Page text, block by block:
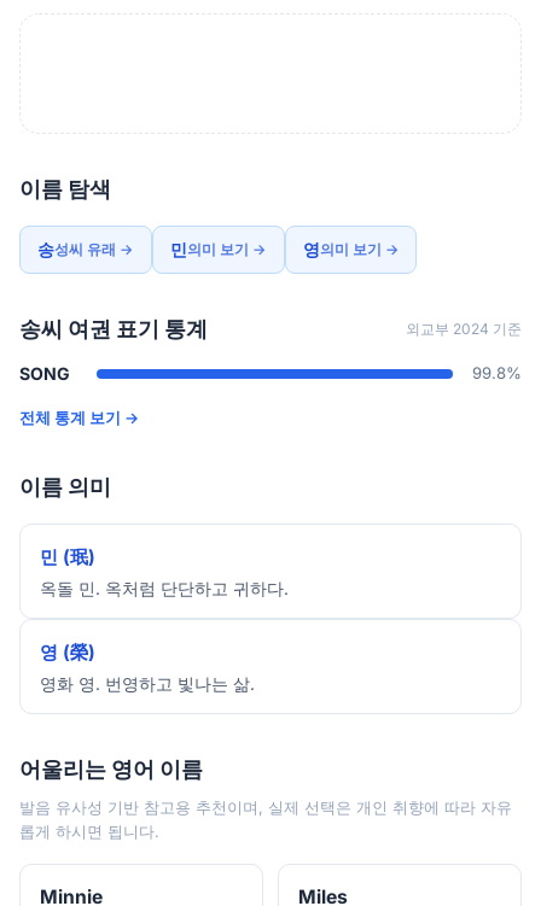
이름 탐색
송성씨 유래 → 민의미 보기 → 영의미 보기 →
송씨 여권 표기 통계 외교부 2024 기준
SONG 99.8%
전체 통계 보기 →
이름 의미
민 (珉)
옥돌 민. 옥처럼 단단하고 귀하다.
영 (榮)
영화 영. 번영하고 빛나는 삶.
어울리는 영어 이름
발음 유사성 기반 참고용 추천이며, 실제 선택은 개인 취향에 따라 자유
롭게 하시면 됩니다.
Minnie Miles